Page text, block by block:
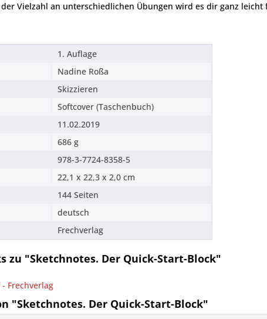
Vielzahl an unterschiedlichen Übungen wird es dir ganz
1. Auflage
Nadine Roßa
Skizzieren
Softcover (Taschenbuch)
11.02.2019
686 g
978-3-7724-8358-5
22,1 x 22,3 x 2,0 cm
144 Seiten
deutsch
Frechverlag
zu "Sketchnotes. Der Quick-Start-Block"
Frechverlag
"Sketchnotes. Der Quick-Start-Block"